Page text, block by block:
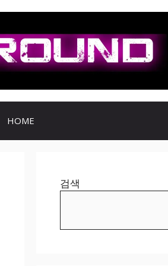
HOME
검색